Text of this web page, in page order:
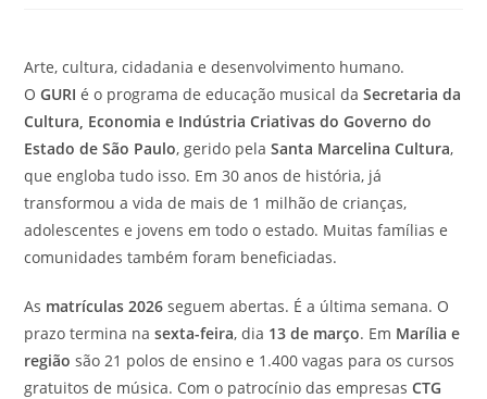
Arte, cultura, cidadania e desenvolvimento humano.
OGURI é o programa de educação musical daSecretaria da
Cultura, Economia e Indústria Criativas do Governo do
Estado de São Paulo, gerido pelaSanta Marcelina Cultura,
que engloba tudo isso. Em 30 anos de história, já
transformou a vida de mais de 1 milhão de crianças,
adolescentes e jovens em todo o estado. Muitas famílias e
comunidades também foram beneficiadas.
As matrículas 2026 seguem abertas. É a última semana. O
prazo termina nasexta-feira, dia 13 de março. Em Marília e
região são 21 polos de ensino e 1.400 vagas para os cursos
gratuitos de música. Com o patrocínio das empresasCTG